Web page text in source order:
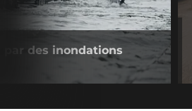
par des inondations